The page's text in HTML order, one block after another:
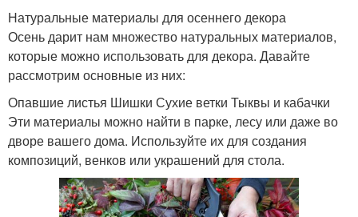
Натуральные материалы для осеннего декора
Осень дарит нам множество натуральных материалов,
которые можно использовать для декора. Давайте
рассмотрим основные из них:
Опавшие листья Шишки Сухие ветки Тыквы и кабачки
Эти материалы можно найти в парке, лесу или даже во
дворе вашего дома. Используйте их для создания
композиций, венков или украшений для стола.